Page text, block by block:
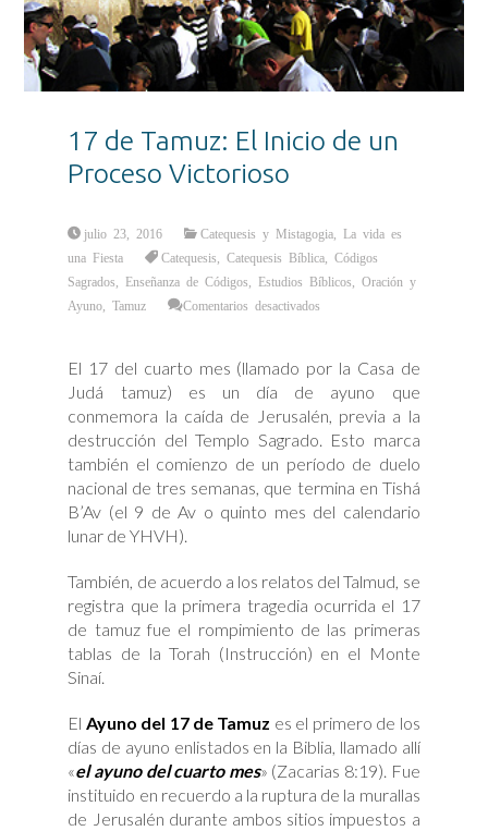
17 de Tamuz: El Inicio de un
Proceso Victorioso
julio 23, 2016 Catequesis y Mistagogia
La vida es
una Fiesta
Catequesis ,Catequesis Bíblica ,Códigos
Sagrados
Enseñanza de Códigos Estudios Bíblicos ,Oración y
Ayuno ,Tamuz Comentarios desactivados
Inicio
de
un
Proceso
Victorioso
El 17 del cuarto mes (llamado por la Casa de
Judá tamuz) es un día de ayuno que
conmemora la caída de Jerusalén, previa a la
destrucción del Templo Sagrado. Esto marca
también el comienzo de un período de duelo
nacional de tres semanas, que termina en Tishá
B’Av (el 9 de Av o quinto mes del calendario
lunar de YHVH).
También, de acuerdo a los relatos del Talmud, se
registra que la primera tragedia ocurrida el 17
de tamuz fue el rompimiento de las primeras
tablas de la Torah (Instrucción) en el Monte
Sinaí.
El Ayuno del 17 de Tamuz es el primero de los
días de ayuno enlistados en la Biblia, llamado allí
«el ayuno del cuarto mes» (Zacarias 8:19). Fue
instituido en recuerdo a la ruptura de la murallas
de Jerusalén durante ambos sitios impuestos a